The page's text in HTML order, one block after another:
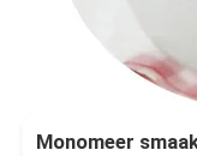
Monomeer